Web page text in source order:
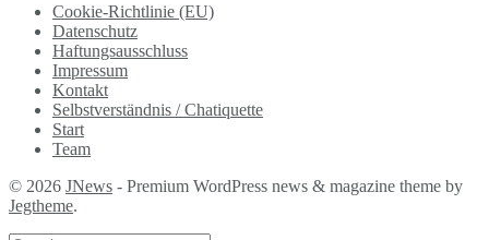
Cookie-Richtlinie (EU)
Datenschutz
Haftungsausschluss
Impressum
Kontakt
Selbstverständnis / Chatiquette
Start
Team
© 2026 JNews - Premium WordPress news & magazine theme by
Jegtheme.